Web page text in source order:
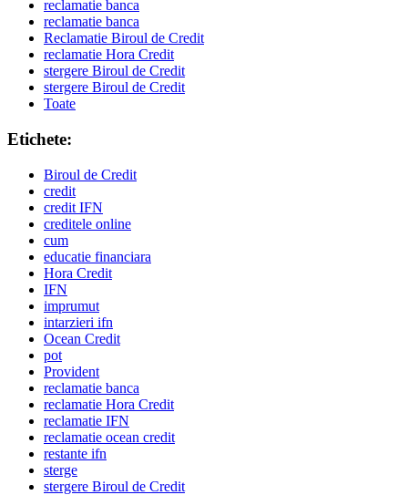
reclamatie banca
reclamatie banca
Reclamatie Biroul de Credit
reclamatie Hora Credit
stergere Biroul de Credit
stergere Biroul de Credit
Toate
Etichete:
Biroul de Credit
credit
credit IFN
creditele online
cum
educatie financiara
Hora Credit
IFN
imprumut
intarzieri ifn
Ocean Credit
pot
Provident
reclamatie banca
reclamatie Hora Credit
reclamatie IFN
reclamatie ocean credit
restante ifn
sterge
stergere Biroul de Credit